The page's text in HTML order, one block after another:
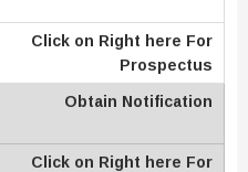
Click on Right here For
Prospectus
Obtain Notification
Click on Right here For